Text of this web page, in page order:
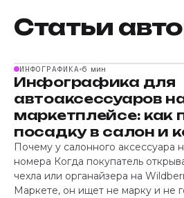
Статьи
ИНФОГРАФИКА 6 мин
Инфографика для
автоаксессуаров
маркетплейсе: как
посадку в салон и
Почему у салонного аксессуара
номера Когда покупатель открывает карточку коврика,
чехла или органайзера на
Маркете, он ищет не марку и не